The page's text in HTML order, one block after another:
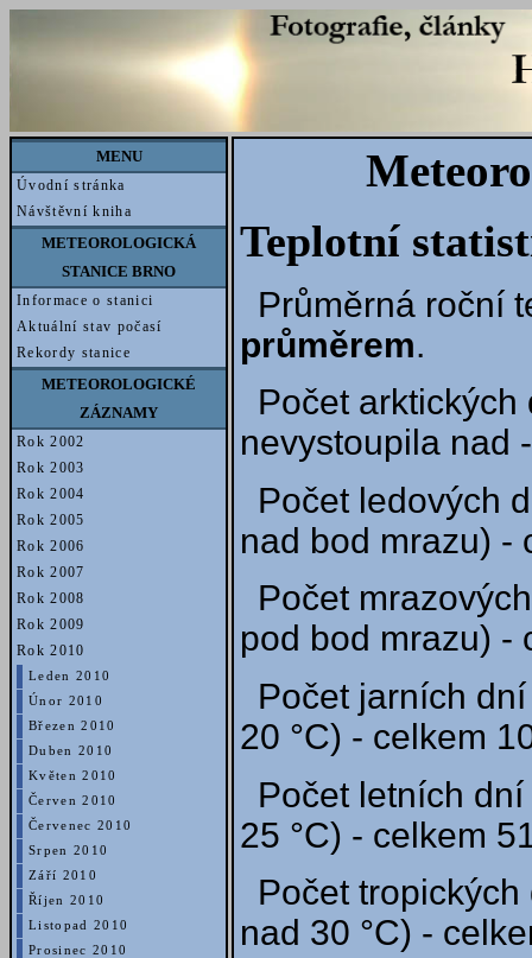
MENU
Úvodní stránka
Návštěvní kniha
METEOROLOGICKÁ
STANICE BRNO
Informace o stanici
Aktuální stav počasí
Rekordy stanice
METEOROLOGICKÉ
ZÁZNAMY
Rok 2002
Rok 2003
Rok 2004
Rok 2005
Rok 2006
Rok 2007
Rok 2008
Rok 2009
Rok 2010
Leden 2010
Únor 2010
Březen 2010
Duben 2010
Květen 2010
Červen 2010
Červenec 2010
Srpen 2010
Září 2010
Říjen 2010
Listopad 2010
Prosinec 2010
Teplotní
Průměrná roční
průměrem.
Počet
nevystoupila nad
Počet ledových
nad bod mrazu) -
Počet
pod bod mrazu) -
Počet jarních
20 °C) - celkem
Počet letních
25 °C) - celkem
Počet
nad 30 °C) -